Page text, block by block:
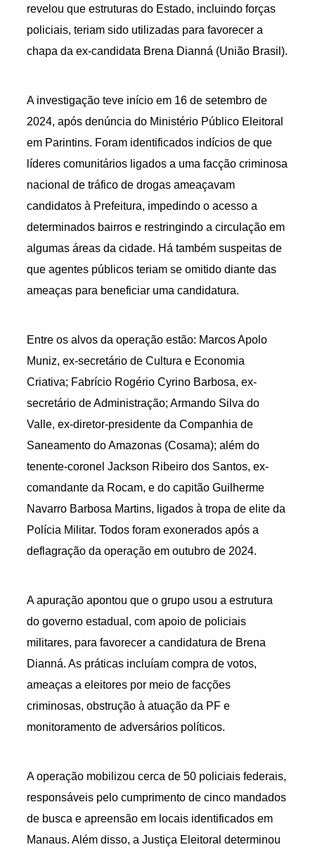
revelou que estruturas do Estado, incluindo forças
policiais, teriam sido utilizadas para favorecer a
chapa da ex-candidata Brena Dianná (União Brasil).
A investigação teve início em 16 de setembro de
2024, após denúncia do Ministério Público Eleitoral
em Parintins. Foram identificados indícios de que
líderes comunitários ligados a uma facção criminosa
nacional de tráfico de drogas ameaçavam
candidatos à Prefeitura, impedindo o acesso a
determinados bairros e restringindo a circulação em
algumas áreas da cidade. Há também suspeitas de
que agentes públicos teriam se omitido diante das
ameaças para beneficiar uma candidatura.
Entre os alvos da operação estão: Marcos Apolo
Muniz, ex-secretário de Cultura e Economia
Criativa; Fabrício Rogério Cyrino Barbosa, ex-
secretário de Administração; Armando Silva do
Valle, ex-diretor-presidente da Companhia de
Saneamento do Amazonas (Cosama); além do
tenente-coronel Jackson Ribeiro dos Santos, ex-
comandante da Rocam, e do capitão Guilherme
Navarro Barbosa Martins, ligados à tropa de elite da
Polícia Militar. Todos foram exonerados após a
deflagração da operação em outubro de 2024.
A apuração apontou que o grupo usou a estrutura
do governo estadual, com apoio de policiais
militares, para favorecer a candidatura de Brena
Dianná. As práticas incluíam compra de votos,
ameaças a eleitores por meio de facções
criminosas, obstrução à atuação da PF e
monitoramento de adversários políticos.
A operação mobilizou cerca de 50 policiais federais,
responsáveis pelo cumprimento de cinco mandados
de busca e apreensão em locais identificados em
Manaus. Além disso, a Justiça Eleitoral determinou